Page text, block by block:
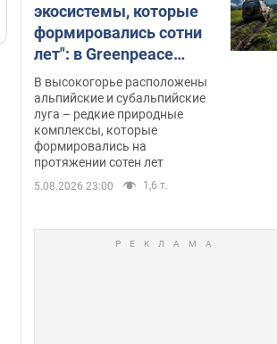
экосистемы, которые
формировались сотни
лет": в Greenpeace
забили тревогу
В высокогорье расположены
альпийские и субальпийские
луга – редкие природные
комплексы, которые
формировались на
протяжении сотен лет
5.08.2026 23:00 1,6 т.